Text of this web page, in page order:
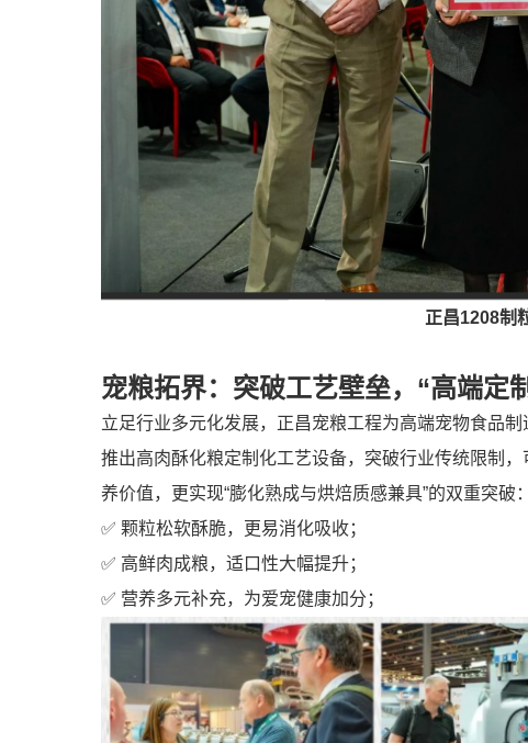
正昌1208制
宠粮拓界：突破工艺壁垒，“高端定
立足行业多元化发展，正昌宠粮工程为高端宠物食品
推出高肉酥化粮定制化工艺设备，突破行业传统限制
养价值，更实现“膨化熟成与烘焙质感兼具”的双重突破：
✅ 颗粒松软酥脆，更易消化吸收；
✅ 高鲜肉成粮，适口性大幅提升；
✅ 营养多元补充，为爱宠健康加分；